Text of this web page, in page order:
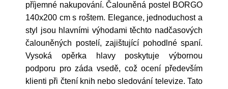
příjemné nakupování. Čalouněná postel BORGO
140x200 cm s roštem. Elegance, jednoduchost a
styl jsou hlavními výhodami těchto nadčasových
čalouněných postelí, zajištující pohodlné spaní.
Vysoká opěrka hlavy poskytuje výbornou
podporu pro záda vsedě, což ocení především
klienti při čtení knih nebo sledování televize. Tato